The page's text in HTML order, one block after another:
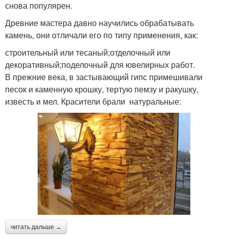
снова популярен.
Древние мастера давно научились обрабатывать
камень, они отличали его по типу применения, как:
строительный или тесаный;отделочный или
декоративный;поделочный для ювелирных работ.
В прежние века, в застывающий гипс примешивали
песок и каменную крошку, тертую пемзу и ракушку,
известь и мел. Красители брали натуральные:
читать дальше →